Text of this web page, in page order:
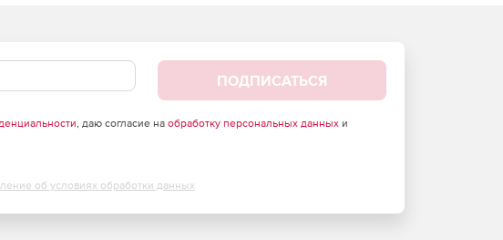
ПОДПИСАТЬСЯ
, даю согласие на обработку персональных данныхи
об условиях обработки данных